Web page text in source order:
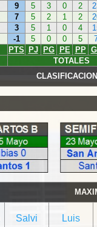
9 5 3 0 2
7 5 2 1 2
3 5 1 0 4
-1 5 0 0 5
PTS PJ PG PE PP
TOTALES
Salvi Luis